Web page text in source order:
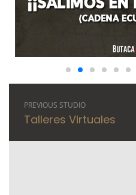
PREVIOUS STUDIO
Talleres Virtuales